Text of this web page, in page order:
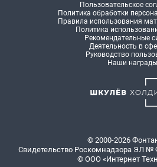
Пользовательское
Политика обработки
Правила использования
Политика
Рекомендательные
Деятельность в
Руководство
Наши награды
© 2000-2026
Свидетельство Роскомнадзора ЭЛ №
© ООО «Интернет